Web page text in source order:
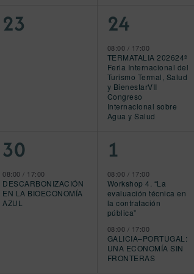
0
23
1
evento,
24
08:00 / 17:00
TERMATALIA 202624ª
Feria Internacional del
Turismo Termal, Salud
y BienestarVII
Congreso
Internacional sobre
Agua y Salud
1
evento,
30
08:00/ 17:00
DESCARBONIZACIÓN
EN LA BIOECONOMÍA
AZUL
2
eventos,
1
08:00 / 17:00
Workshop 4. “La
evaluación técnica en
la contratación
pública”
08:00 / 17:00
GALICIA–PORTUGAL:
UNA ECONOMÍA SIN
FRONTERAS